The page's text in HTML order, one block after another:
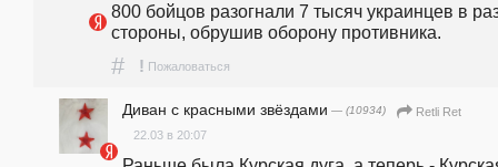
800 бойцов разогнали 7 тысяч украинцев в
стороны, обрушив оборону противника.
# ! Пожаловаться
Диван с красными звёздами — (10934)
Retli Ret
22.03 в 20:07